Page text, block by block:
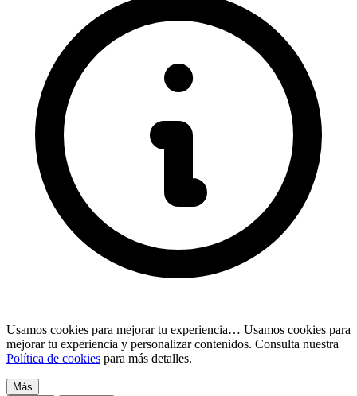
Usamos cookies para mejorar tu experiencia… Usamos cookies para
mejorar tu experiencia y personalizar contenidos. Consulta nuestra
Política de cookies para más detalles.
Más